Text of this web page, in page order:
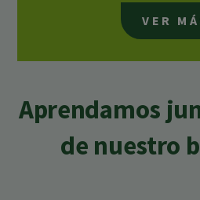
VER
Aprendamos
de nuestro